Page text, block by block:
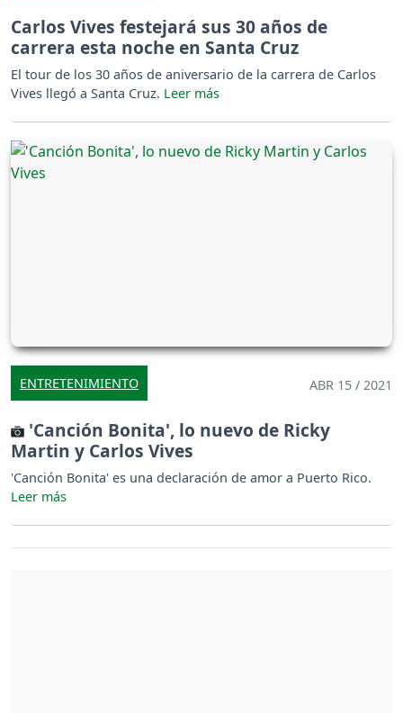
Carlos Vives festejará sus 30 años de
carrera esta noche en Santa Cruz
El tour de los 30 años de aniversario de la carrera de Carlos
Vives llegó a Santa Cruz.
ENTRETENIMIENTO ABR 15 / 2021
'Canción Bonita', lo nuevo de Ricky
Martin y Carlos Vives
'Canción Bonita' es una declaración de amor a Puerto Rico.